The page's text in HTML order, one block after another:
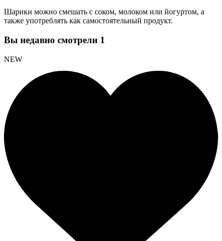
Шарики можно смешать с соком, молоком или йогуртом, а
также употреблять как самостоятельный продукт.
Вы недавно смотрели 1
NEW